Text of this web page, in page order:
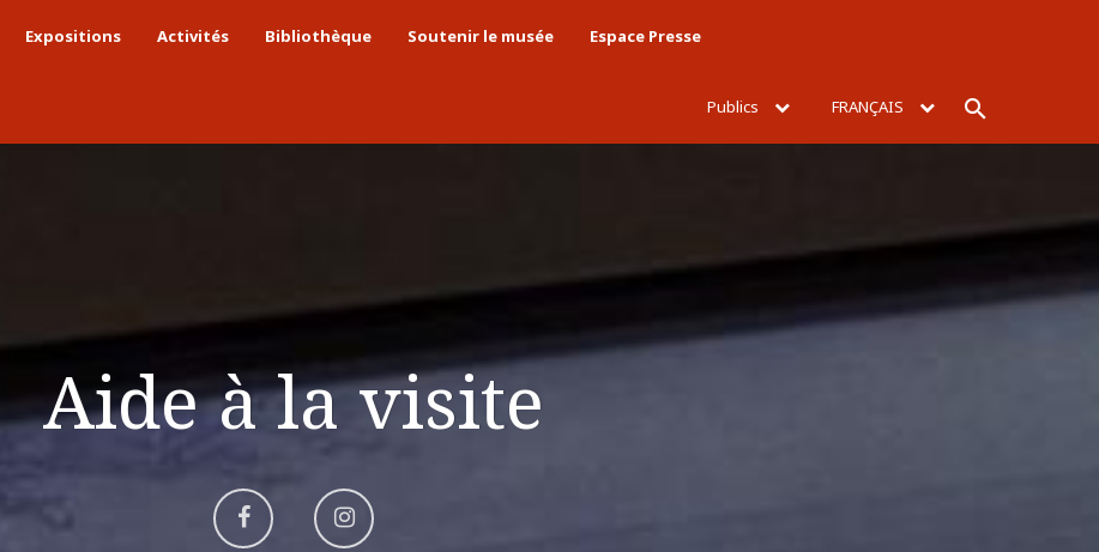
Expositions Activités Bibliothèque Soutenir le musée Espace Presse
Publics FRANÇAIS Rechercher
Aide à la visite
Aller
Aller